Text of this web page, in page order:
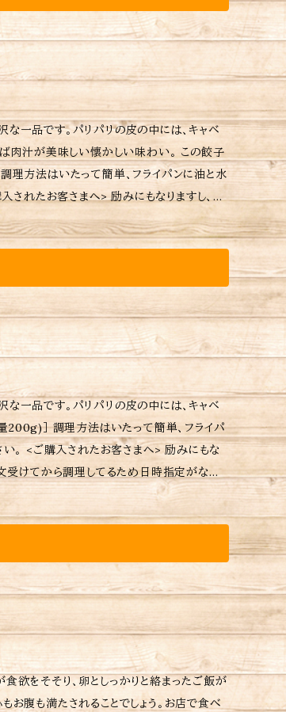
一品です。パリパリの皮の中には、キャベ
肉汁が美味しい懐かしい味わい。 この餃子
理方法はいたって簡単、フライパンに油と水
火をつけて(強火)約130ccの熱湯を注ぎ、
８〜９分) 5.水気がなくなり、パチパチと
さい。 ※当店おすすめの焼
ルをご確認ください。 ※ ご購入いただ
一品です。パリパリの皮の中には、キャベ
200g)］ 調理方法はいたって簡単、フライパ
もな
ます。 3.再び火をつけて(強火)約130ccの
蒸し焼き目安８〜９分) 5.水気がなくなり、
をお好みでつけください。 ※当店お
詳細はラベルをご確認ください。 ※ ご
欲をそそり、卵としっかりと絡まったご飯が
腹も満たされることでしょう。お店で食べ